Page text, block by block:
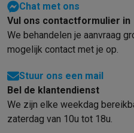
Chat met ons
Vul ons contactformulier in
We behandelen je aanvraag
mogelijk contact met je op.
Stuur ons een mail
Bel de klantendienst
We zijn elke weekdag
zaterdag van 10u tot 18u.